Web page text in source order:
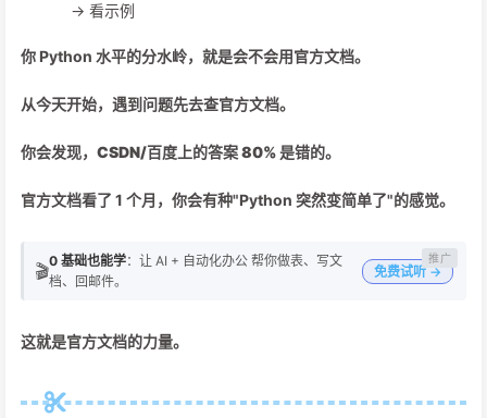
→ 看示例
你 Python 水平的分水岭， 就是会不会用官方文档。
从今天开始，遇到问题先去查官方文档。
你会发现， CSDN/百度上的答案 80% 是错的。
官方文档看了 1 个月，你会有种"Python 突然变简单了"的感觉。
🎬0 基础也能学：让 AI + 自动化办公 帮你做表、写文
档、回邮件。
免费试听 →
这就是官方文档的力量。